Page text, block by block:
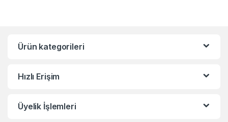
Ürün kategorileri
Hızlı Erişim
Üyelik İşlemleri